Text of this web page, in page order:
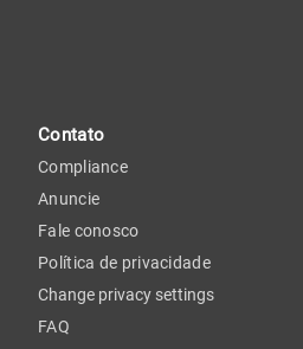
Contato
Compliance
Anuncie
Fale conosco
Política de privacidade
Change privacy settings
FAQ